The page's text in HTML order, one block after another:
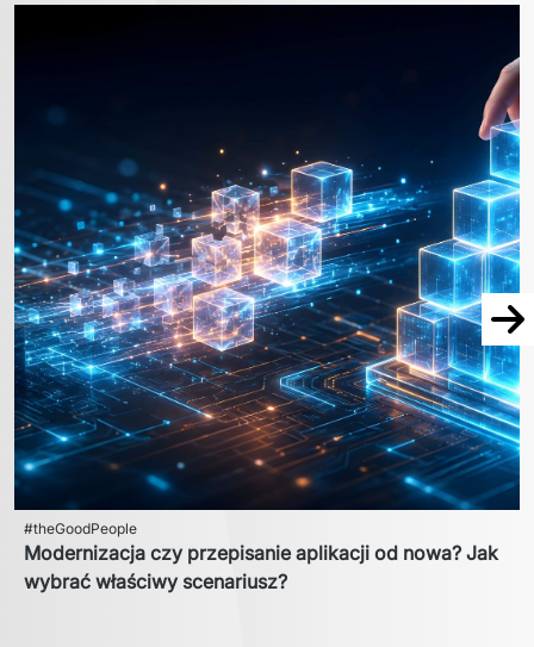
#theGoodPeople
Modernizacja czy przepisanie aplikacji od nowa? Jak
wybrać właściwy scenariusz?